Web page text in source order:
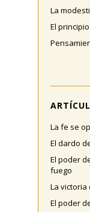
La
El
La fe se
El dardo
El poder
fuego
La
El poder